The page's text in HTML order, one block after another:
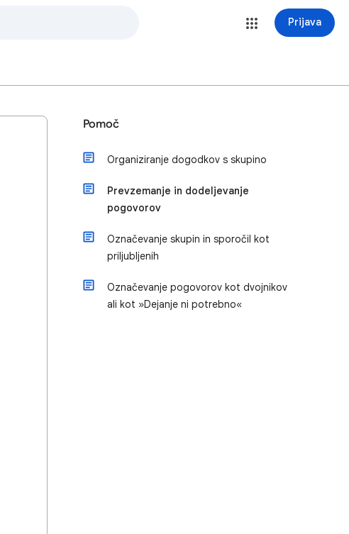
Prijava
Pomoč
Organiziranje dogodkov s skupino
Prevzemanje in dodeljevanje
pogovorov
Označevanje skupin in sporočil kot
priljubljenih
Označevanje pogovorov kot dvojnikov
ali kot »Dejanje ni potrebno«